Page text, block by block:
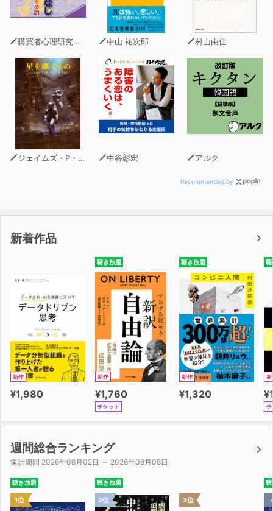
心を失い、自分の中に閉じこもる私たちの姿だ。
常時接続の世界で失われた〈孤独〉と向き合うために。
よう。
・現代人はインスタントで断片的な刺激に取り巻かれてい
る
・アテンションエコノミーとスマホが集中を奪っていく
・空いた時間をまた別のマルチタスクで埋めていないか？
・常時接続の世界における〈孤独〉と〈寂しさ〉の行方
・2500年分、問題解決の知見をインストールする
・「想像力を豊かにする」とは、想像力のレパートリーを
・知り続けることの楽しさとしての哲学
etc…
◆目次
はじめに
第１章 迷うためのフィールドガイド、あるいはゾンビ映
第２章 自分の頭で考えないための哲学――天才たちの問
学
第４章 孤独と趣味のつくりかた――ネガティヴ・ケイパ
ビリティがもたらす対話
第５章 ハイテンションと多忙で退屈を忘れようとする社
会
購買者心理研究所 株式会社モデンナ 顧問 青木幹和 中山 祐次郎 村山由佳
ジェイムズ・P・ホーガン 中谷彰宏 アルク
Recommended by
新着作品
新作
¥1,980
聴き放題
新作
¥1,760
チケット
聴き放題
新作
¥1,320
聴
新
チ
週間総合ランキング
集計期間 2026年08月02日 ～ 2026年08月08日
聴き放題
1位
聴き放題
2位 3位
聴